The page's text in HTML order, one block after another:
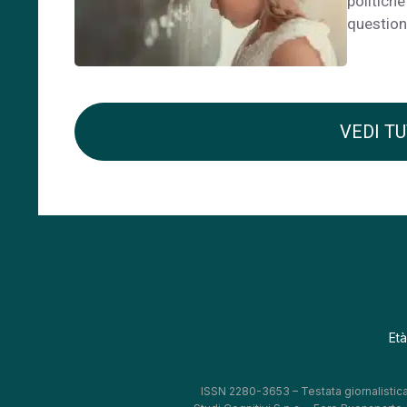
VEDI
ISSN 2280-3653 – Testata